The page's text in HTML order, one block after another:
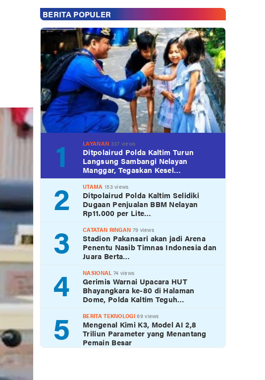
BERITA POPULER
1 LAYANAN 337 views
Ditpolairud Polda Kaltim Turun
Langsung Sambangi Nelayan
Manggar, Tegaskan Kesel…
2 UTAMA 153 views
Ditpolairud Polda Kaltim Selidiki
Dugaan Penjualan BBM Nelayan
Rp11.000 per Lite…
3 CATATAN RINGAN 79 views
Stadion Pakansari akan jadi Arena
Penentu Nasib Timnas Indonesia dan
Juara Berta…
4 NASIONAL74 views
Gerimis Warnai Upacara HUT
Bhayangkara ke-80 di Halaman
Dome, Polda Kaltim Teguh…
5 BERITA TEKNOLOGI 69 views
Mengenal Kimi K3, Model AI 2,8
Triliun Parameter yang Menantang
Pemain Besar